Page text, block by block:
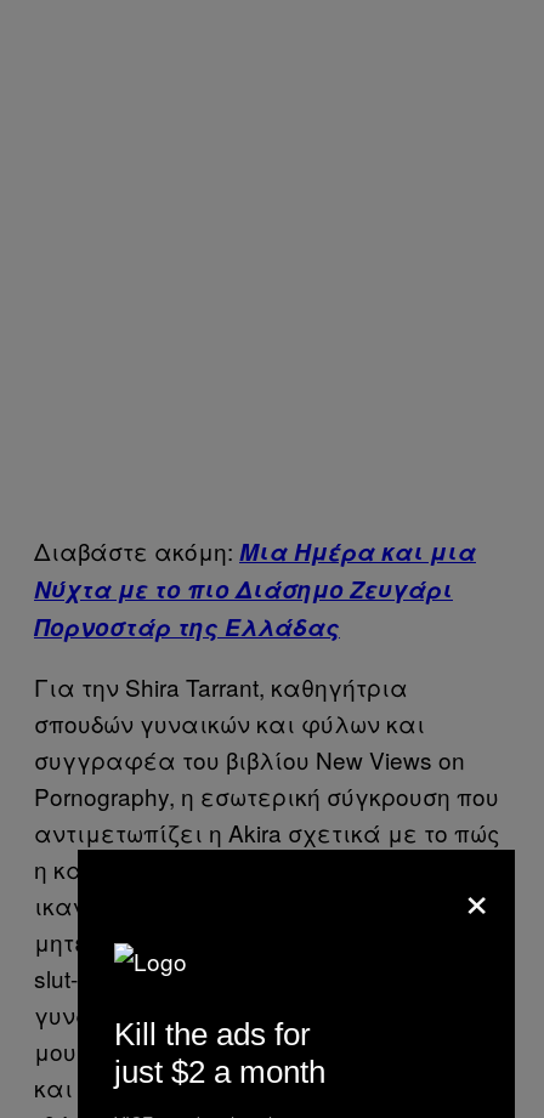
Διαβάστε ακόμη: Μια Ημέρα και μια
Νύχτα με το πιο Διάσημο Ζευγάρι
Πορνοστάρ της Ελλάδας
Για την Shira Tarrant, καθηγήτρια
σπουδών γυναικών και φύλων και
συγγραφέα του βιβλίου New Views on
Pornography, η εσωτερική σύγκρουση που
αντιμετωπίζει η Akira σχετικά με το πώς
η καριέρα της μπορεί να επηρεάσει την
ικανότητά της να γίνει μια καλή
μητέρα, έχει να κάνει με το περίφημο
slut-shaming που αντιμετωπίζουν όλες οι
γυναίκες. «Είναι μια μορφή bullying»,
μου λέει η Tarrant. «Ξεκινά από νωρίς
και τελικά εσωτερικεύουμε αυτές τις
×
Kill the ads for
just $2 a month